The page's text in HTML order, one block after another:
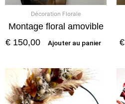
Décoration Florale
Montage floral amovible
€ 150,00 Ajouter au panier
€